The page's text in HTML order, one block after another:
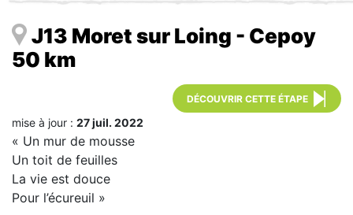
J13 Moret sur Loing - Cepoy
50 km
DÉCOUVRIR CETTE ÉTAPE
mise à jour : 27 juil. 2022
« Un mur de mousse
Un toit de feuilles
La vie est douce
Pour l’écureuil »